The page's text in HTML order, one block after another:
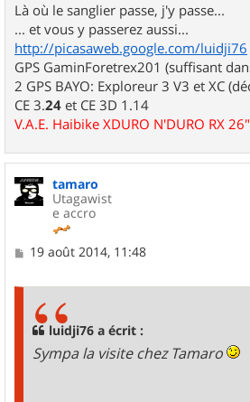
Là où le sanglier passe, j'y passe...
... et vous y passerez aussi...
http://picasaweb.google.com/luidji76
GPS GaminForetrex201 (suffisant
2 GPS BAYO: Exploreur 3 V3 et XC
CE 3.24 et CE 3D 1.14
V.A.E. Haibike XDURO N'DURO RX 26"
tamaro
Utagawist
e accro
M19 août 2014, 11:48
luidji76 a écrit :
Sympa la visite chez Tamaro